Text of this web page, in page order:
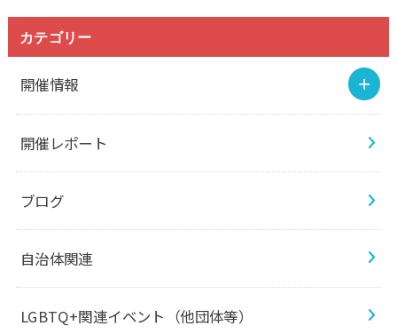
カテゴリー
開催情報
開催レポート
ブログ
自治体関連
LGBTQ+関連イベント（他団体等）